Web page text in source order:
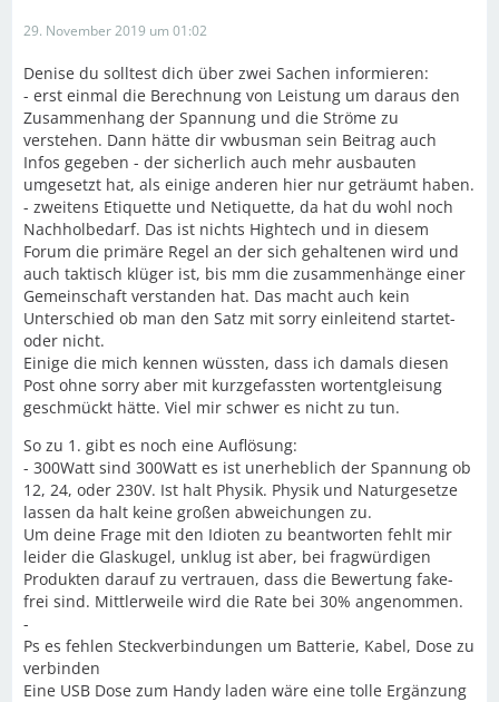
29. November 2019 um 01:02
Denise du solltest dich über zwei Sachen informieren:
- erst einmal die Berechnung von Leistung um daraus den
Zusammenhang der Spannung und die Ströme zu
verstehen. Dann hätte dir vwbusman sein Beitrag auch
Infos gegeben - der sicherlich auch mehr ausbauten
umgesetzt hat, als einige anderen hier nur geträumt haben.
- zweitens Etiquette und Netiquette, da hat du wohl noch
Nachholbedarf. Das ist nichts Hightech und in diesem
Forum die primäre Regel an der sich gehaltenen wird und
auch taktisch klüger ist, bis mm die zusammenhänge einer
Gemeinschaft verstanden hat. Das macht auch kein
Unterschied ob man den Satz mit sorry einleitend startet-
oder nicht.
Einige die mich kennen wüssten, dass ich damals diesen
Post ohne sorry aber mit kurzgefassten wortentgleisung
geschmückt hätte. Viel mir schwer es nicht zu tun.
So zu 1. gibt es noch eine Auflösung:
- 300Watt sind 300Watt es ist unerheblich der Spannung ob
12, 24, oder 230V. Ist halt Physik. Physik und Naturgesetze
lassen da halt keine großen abweichungen zu.
Um deine Frage mit den Idioten zu beantworten fehlt mir
leider die Glaskugel, unklug ist aber, bei fragwürdigen
Produkten darauf zu vertrauen, dass die Bewertung fake-
frei sind. Mittlerweile wird die Rate bei 30% angenommen.
-
Ps es fehlen Steckverbindungen um Batterie, Kabel, Dose zu
verbinden
Eine USB Dose zum Handy laden wäre eine tolle Ergänzung